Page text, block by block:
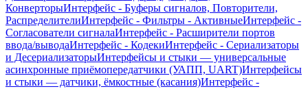
КонверторыИнтерфейс - Буферы сигналов, Повторители,
РаспределителиИнтерфейс - Фильтры - АктивныеИнтерфейс -
Согласователи сигналаИнтерфейс - Расширители портов
ввода/выводаИнтерфейс - КодекиИнтерфейс - Сериализаторы
и ДесериализаторыИнтерфейсы и стыки — универсальные
асинхронные приёмопередатчики (УАПП, UART)Интерфейсы
и стыки — датчики, ёмкостные (касания)Интерфейс -